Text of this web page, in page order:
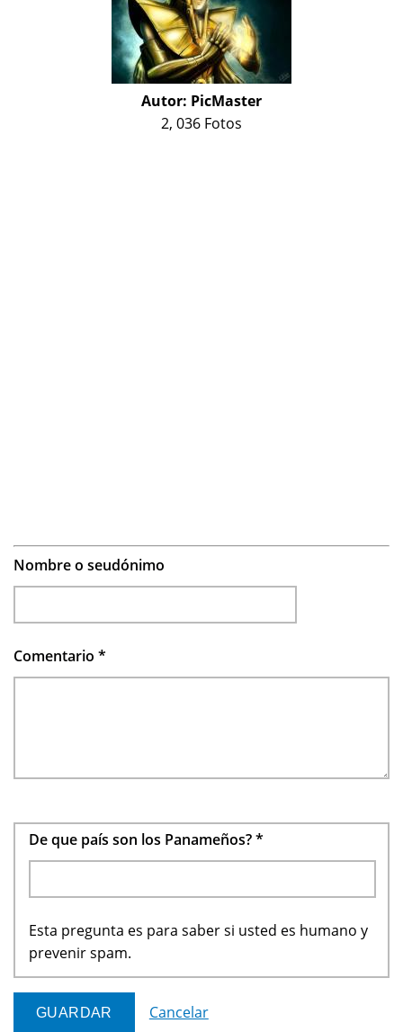
Autor: PicMaster
2, 036 Fotos
Nombre o seudónimo
Comentario *
De que país son los Panameños?*
Esta pregunta es para saber si usted es humano y
prevenir spam.
Cancelar